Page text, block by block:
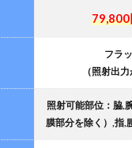
79,800
フラ
（照射出
照射可能部位：脇,
膜部分を除く）,指,